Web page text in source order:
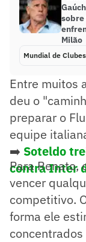
sobre
Milão
Mundial de Clubes
Entre muitos
deu o
preparar o
equipe
➡️ Soteldo
contra Inter
Para Renato,
vencer
competitivo.
forma ele